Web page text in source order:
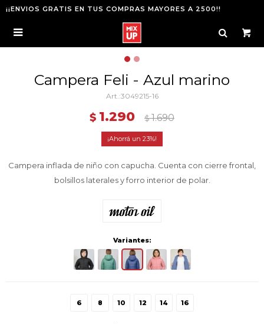
¡¡ENVIOS GRATIS EN TUS COMPRAS MAYORES A 2500!!

Campera Feli - Azul marino
3049215-16
$ 1.290 $ 1.690
23
Campera inflada de niño con capucha. Cuenta con cierre frontal,
bolsillos laterales y forro interior de polar.
Variantes:
6 8 10 12 14 16